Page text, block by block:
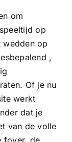
om
op
wedden op
,
Of je nu
werkt
dat je
van de volle
foyer, de